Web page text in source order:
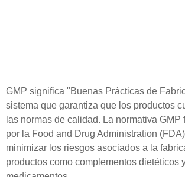
GMP significa "Buenas Prácticas de
sistema que garantiza que los productos
las normas de calidad. La normativa GMP
por la Food and Drug Administration
minimizar los riesgos asociados a la
productos como complementos dietéticos